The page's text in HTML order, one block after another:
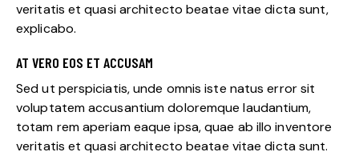
veritatis et quasi architecto beatae vitae dicta sunt,
explicabo.
AT VERO EOS ET ACCUSAM
Sed ut perspiciatis, unde omnis iste natus error sit
voluptatem accusantium doloremque laudantium,
totam rem aperiam eaque ipsa, quae ab illo inventore
veritatis et quasi architecto beatae vitae dicta sunt.